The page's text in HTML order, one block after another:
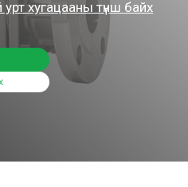
хугацааны түнш байх